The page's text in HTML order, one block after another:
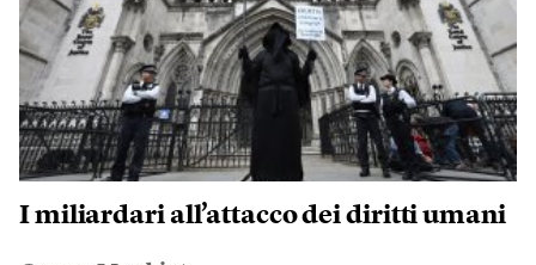
I miliardari all’attacco dei diritti umani